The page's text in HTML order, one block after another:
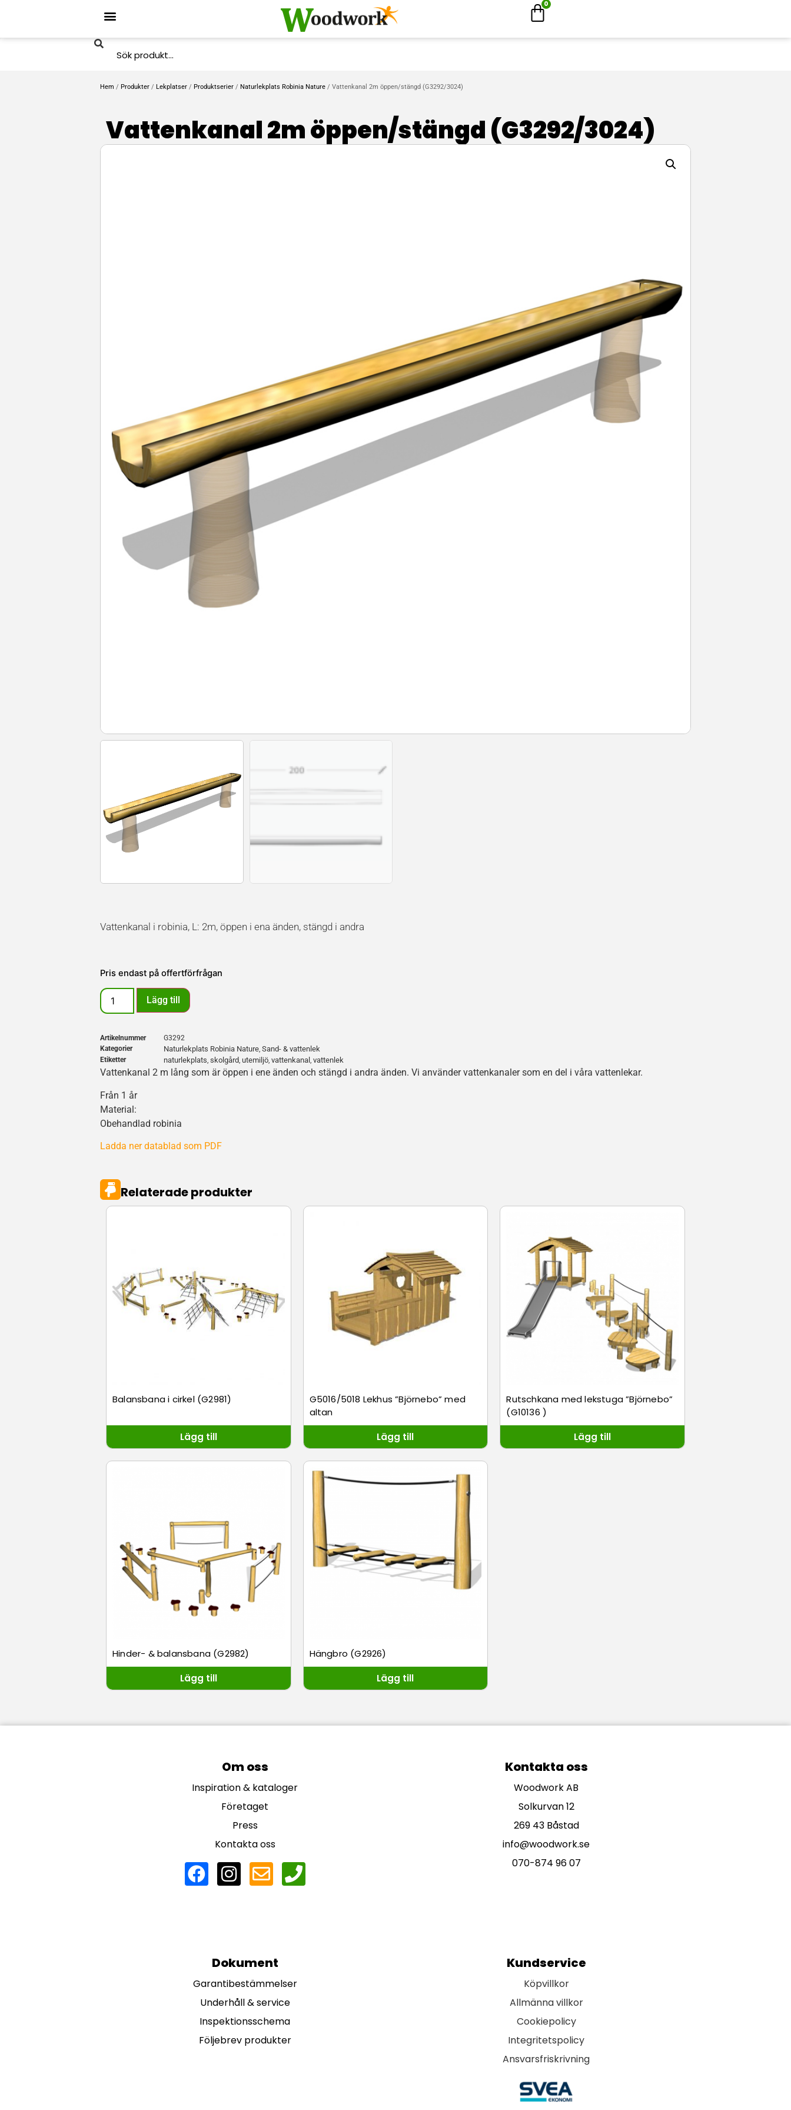
0
Hem / Produkter / Lekplatser / Produktserier / Naturlekplats Robinia Nature / Vattenkanal 2m öppen/stängd (G3292/3024)
Vattenkanal 2m öppen/stängd (G3292/3024)
Vattenkanal i robinia, L: 2m, öppen i ena änden, stängd i andra
Pris endast på offertförfrågan
Lägg till
Artikelnummer
G3292
Kategorier
Naturlekplats Robinia Nature, Sand- & vattenlek
Etiketter naturlekplats, skolgård, utemiljö, vattenkanal , vattenlek
Vattenkanal 2 m lång som är öppen i ene änden och stängd i andra änden. Vi använder vattenkanaler som en del i våra vattenlekar.
Från 1 år
Material:
Obehandlad robinia
Ladda ner datablad som PDF
Relaterade produkter
Balansbana i cirkel (G2981)
Lägg till
G5016/5018 Lekhus ”Björnebo” med
altan
Lägg till
Rutschkana med lekstuga ”Björnebo”
(G10136 )
Lägg till
Hinder- & balansbana (G2982)
Lägg till
Hängbro (G2926)
Lägg till
Om oss
Inspiration & kataloger
Företaget
Press
Kontakta oss
Kontakta oss
Woodwork AB
Solkurvan 12
269 43 Båstad
info@woodwork.se
070-874 96 07
Dokument
Garantibestämmelser
Underhåll & service
Inspektionsschema
Följebrev produkter
Kundservice
Köpvillkor
Allmänna villkor
Cookiepolicy
Integritetspolicy
Ansvarsfriskrivning